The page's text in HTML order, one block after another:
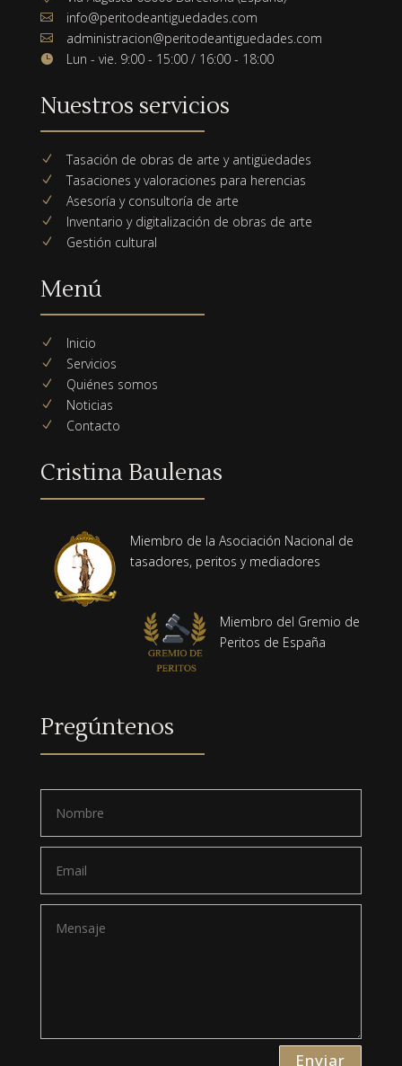
 info@peritodeantiguedades.com
 administracion@peritodeantiguedades.com
 Lun - vie. 9:00 - 15:00 / 16:00 - 18:00
Nuestros servicios
N Tasación de obras de arte y antigüedades
N Tasaciones y valoraciones para herencias
N Asesoría y consultoría de arte
N Inventario y digitalización de obras de arte
N Gestión cultural
Menú
N Inicio
N Servicios
N Quiénes somos
N Noticias
N Contacto
Cristina Baulenas
Miembro de la Asociación Nacional de
tasadores, peritos y mediadores
Miembro del Gremio de
Peritos de España
Pregúntenos
Enviar